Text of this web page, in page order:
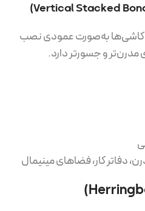
کاشی‌ها به‌صورت عمودی نصب
و جسورتر دارد.
دفاتر کار، فضاهای مینیمال